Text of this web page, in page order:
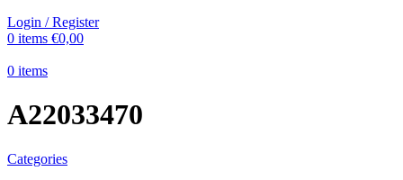
Login / Register
0 items €0,00
0 items
A22033470
Categories